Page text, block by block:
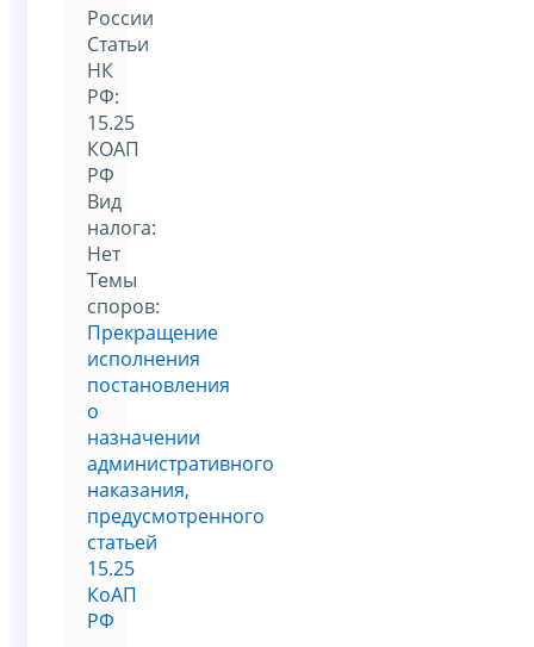
России
Статьи
НК
РФ:
15.25
КОАП
РФ
Вид
налога:
Нет
Темы
споров:
Прекращение
исполнения
постановления
о
назначении
административного
наказания,
предусмотренного
статьей
15.25
КоАП
РФ